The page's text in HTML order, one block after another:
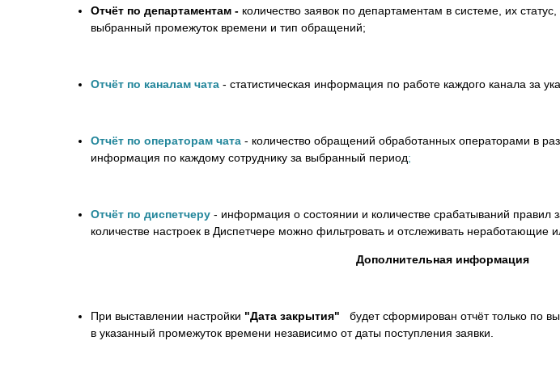
Отчёт по департаментам - количество заявок по департаментам в системе, их
выбранный промежуток времени и тип обращений;
Отчёт по каналам чата - статистическая информация по работе каждого канала за
Отчёт по операторам чата - количество обращений обработанных операторами в
информация по каждому сотруднику за выбранный период;
Отчёт по диспетчеру - информация о состоянии и количестве срабатываний
количестве настроек в Диспетчере можно фильтровать и отслеживать неработающие
Дополнительная информация
При выставлении настройки "Дата закрытия" будет сформирован отчёт только по
в указанный промежуток времени независимо от даты поступления заявки.